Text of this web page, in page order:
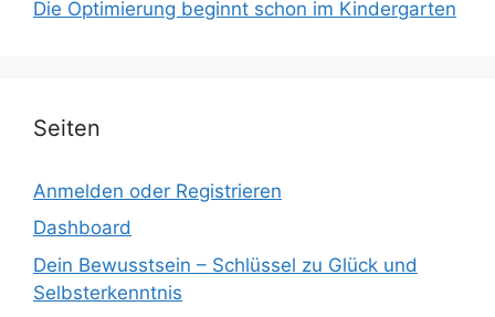
Die Optimierung beginnt schon im Kindergarten
Seiten
Anmelden oder Registrieren
Dashboard
Dein Bewusstsein – Schlüssel zu Glück und
Selbsterkenntnis